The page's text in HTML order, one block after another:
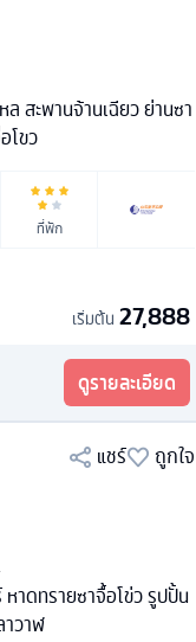
สะพานจ้านเฉียว ย่านซา
โขว
ที่พัก
เริ่มต้น 27,888
ดูรายละเอียด
แชร์
ถูกใจ
หาดทรายซาจื้อโข่ว รูปปั้น
วาฬ